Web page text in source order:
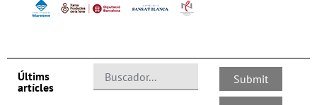
Últims
artícles